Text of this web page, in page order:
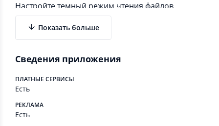
Настройте темный режим чтения файлов
Просто скачайте этот бесплатный мини-
просмотрщик файлов и наслаждайтесь чтением.
Работать с документами еще никогда не было
так просто.
Показать больше
Сведения приложения
ПЛАТНЫЕ СЕРВИСЫ
Есть
РЕКЛАМА
Есть